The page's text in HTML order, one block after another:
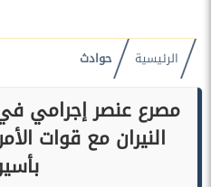
الرئيسية حوادث
مصرع عنصر إجرامي
النيران مع قوات